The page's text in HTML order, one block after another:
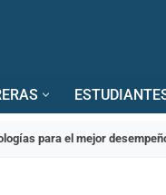
para el mejor